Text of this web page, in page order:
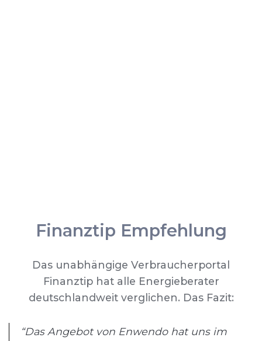
Finanztip Empfehlung
Das unabhängige Verbraucherportal
Finanztip hat alle Energieberater
deutschlandweit verglichen. Das Fazit:
“Das Angebot von Enwendo hat uns im